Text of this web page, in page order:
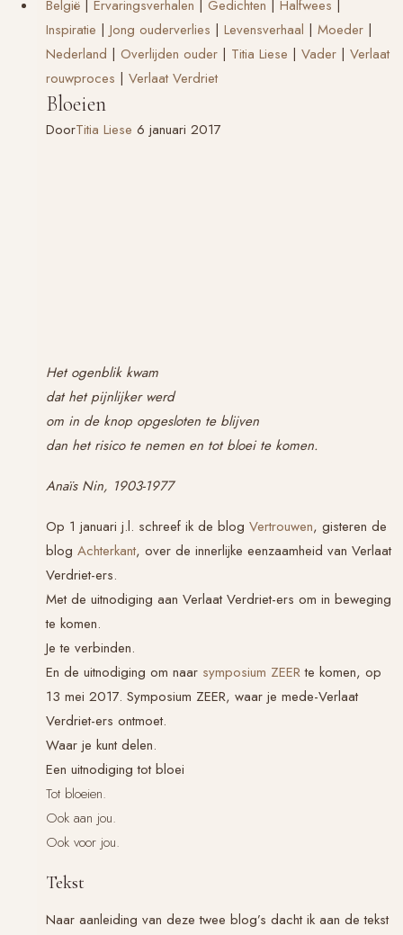
Bergum
België| Ervaringsverhalen | Gedichten | Halfwees |
Inspiratie |Jong ouderverlies | Levensverhaal | Moeder|
Nederland | Overlijden ouder| Titia Liese | Vader| Verlaat
rouwproces | Verlaat Verdriet
Bloeien
DoorTitia Liese 6 januari 2017
Het ogenblik kwam
dat het pijnlijker werd
om in de knop opgesloten te blijven
dan het risico te nemen en tot bloei te komen.
Anaïs Nin, 1903-1977
Op 1 januari j.l. schreef ik de blog Vertrouwen, gisteren de
blog Achterkant, over de innerlijke eenzaamheid van Verlaat
Verdriet-ers.
Met de uitnodiging aan Verlaat Verdriet-ers om in beweging
te komen.
Je te verbinden.
En de uitnodiging om naar symposium ZEERte komen, op
13 mei 2017. Symposium ZEER, waar je mede-Verlaat
Verdriet-ers ontmoet.
Waar je kunt delen.
Een uitnodiging tot bloei
Tot bloeien.
Ook aan jou.
Ook voor jou.
Tekst
Naar aanleiding van deze twee blog’s dacht ik aan de tekst